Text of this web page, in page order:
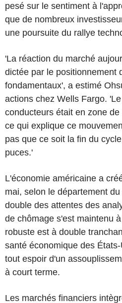
pesé sur le sentiment à
que de nombreux
une poursuite du rallye
'La réaction du marché
dictée par le positionnement
fondamentaux', a estimé
actions chez Wells Fargo.
conducteurs était en zone
ce qui explique ce
pas que ce soit la fin du
puces.'
L'économie américaine a
mai, selon le département
double des attentes des
de chômage s'est maintenu
robuste est à double
santé économique des
tout espoir d'un
à court terme.
Les marchés financiers